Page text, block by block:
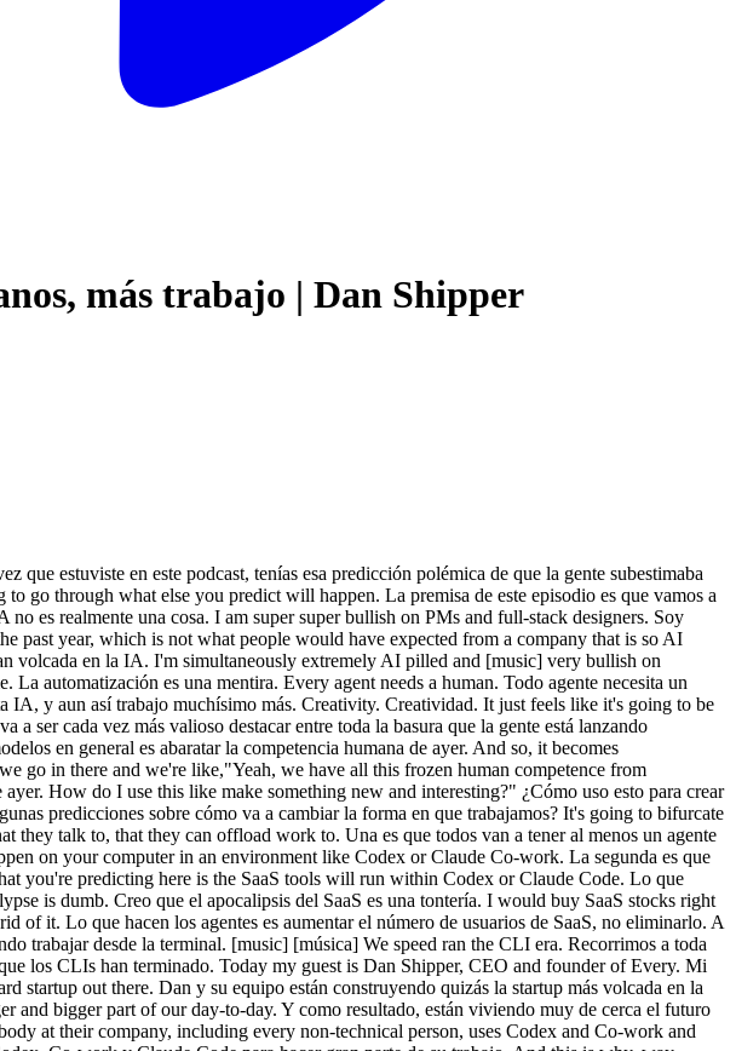
más trabajo | Dan Shipper
el trabajo en la mayoría de las empresas a finales de este año, cómo cambiará la naturaleza del trabajo que hacemos, y quién saldrá mejor parado en este futuro que se avecina. Hint hint, product managers and designers are going to do very well. Pista: los product managers y los diseñadores van a salir muy bien parados. Dan makes a lot of bold predictions and many quite contrarian takes that I was not [music] expecting him to say, and we are going to revisit this conversation exactly a year from today to see how much he got right. Dan hace muchas predicciones atrevidas y opiniones bastante contrarias a la corriente que no me esperaba, y vamos a revisar esta conversación exactamente dentro de un año para ver cuánto acertó. Before we get into it, do not forget [music] to check out Lenny's Product Hunt dot com for a free year of the hottest and most well-crafted AI products in the world available exclusively to Lenny's newsletter subscribers. Antes de empezar, no olvides visitar Lenny's Product Hunt dot com para conseguir un año gratis de los productos de IA más populares y mejor elaborados del mundo, disponibles exclusivamente para los suscriptores del newsletter de Lenny. With that, I bring you Dan Con esto, os presento a Dan. [music] [música] Dan, thank you so much for being here and welcome back to the podcast. Dan, muchas gracias por estar aquí y bienvenido de nuevo al podcast. Thanks for having me. Gracias por invitarme. Always a pleasure to be with you. Siempre es un placer estar contigo. The last time you were on this podcast, you had this kind of it was almost like an offhand hot take that people were sleeping on cloud code and in particular cloud code for non-engineering work, for just like fixing files, sorting your hard drive, just all these things that people hadn't thought about. La última vez que estuviste en este podcast, tenías una especie de opinión atrevida casi de pasada de que la gente subestimaba Claude Code y, en particular, Claude Code para trabajo no técnico: arreglar archivos, ordenar el disco duro, todas esas cosas en las que nadie había pensado. Nobody was talking about this. Nadie hablaba de esto. This was a year ago. Fue hace un año. You were so unbelievably right about this. Tenías una razón increíble en esto. It's just like unreal what has happened since then. Es simplemente alucinante lo que ha pasado desde entonces. They built Cohere, which was this whole Construyeron Cohere, que era esto de They built on this very specific idea using Claude Code for non-technical work. Construyeron sobre esa idea muy específica de usar Claude Code para trabajo no técnico. A Codex is getting into this now. Y Codex se está sumando a esto ahora. I imagine you've been seeing this. Supongo que lo habrás visto. They're like leaning into this non-technical use of basically coding agents. Se están apoyando mucho en este uso no técnico de los agentes de codificación. I feel like this has also been a big part of Anthropic's success over the past year, just like how do non-technical people use this stuff? Siento que esto también ha sido una gran parte del éxito de Anthropic en el último año: ¿cómo usan los no técnicos todo esto? Uh so, you were just so go on this stuff. Así que, oye, estabas muy por delante en todo esto. I I I even wrote a newsletter post building on this idea. Yo incluso escribí un post en mi newsletter a partir de esta idea. I'm like,"Hey, this is you interesting. Me dije: «Oye, esto es interesante. I should dig into this." Debería profundizar en esto.» I asked people,"How do you use cloud code for non-engineering work?" Pregunté a la gente: «¿Cómo usáis Claude Code para trabajo no técnico?» And I just had like so many examples and it's like my second most popular post. Y tuve tantísimos ejemplos, y es mi segundo post más popular. So, uh clearly you uh you you have a unique glimpse into where things are heading. Claramente tienes una perspectiva única de hacia dónde van las cosas. So, the premise of this episode is we're going to go through uh what else you predict will happen in the future, how things will change for people building products. La premisa de este episodio es que vamos a repasar qué más predices que va a pasar en el futuro, cómo van a cambiar las cosas para quienes están construyendo productos. An